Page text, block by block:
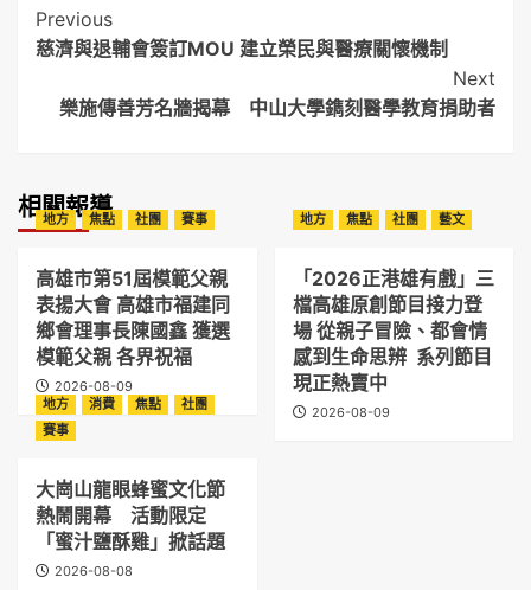
Post
Navigation
Previous
慈濟與退輔會簽訂MOU 建立榮民與醫療關懷機制
Next
樂施傳善芳名牆揭幕 中山大學鐫刻醫學教育捐助者
相關報導
地方 焦點 社團 賽事
高雄市第51屆模範父親
表揚大會 高雄市福建同
鄉會理事長陳國鑫 獲選
模範父親 各界祝福
2026-08-09
地方 焦點 社團 藝文
「2026正港雄有戲」三
檔高雄原創節目接力登
場 從親子冒險、都會情
感到生命思辨 系列節目
現正熱賣中
2026-08-09
地方 消費 焦點
社團
賽事
大崗山龍眼蜂蜜文化節
熱鬧開幕 活動限定
「蜜汁鹽酥雞」掀話題
2026-08-08